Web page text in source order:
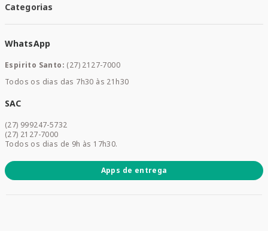
Santa Mais Convenios
Meus Pedidos
Categorias
Saúde e Bem-estar
Mamães e Bebê
Dermocosméticos
Promoções
WhatsApp
Espirito Santo: (27) 2127-7000
Todos os dias das 7h30 às 21h30
SAC
(27) 999247-5732
(27) 2127-7000
Todos os dias de 9h às 17h30.
Apps de entrega